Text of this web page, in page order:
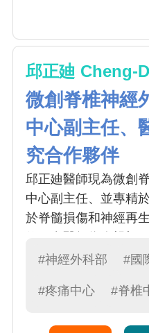
邱正廸 Cheng-
微創脊椎神經
中心副主任、
究合作夥伴
邱正廸醫師現為微創
中心副主任、並專精
於脊髓損傷和神經再
脊椎微創手術、內視
胞治療、腦出血等學
#神經外科部 #國
#疼痛中心 #脊椎